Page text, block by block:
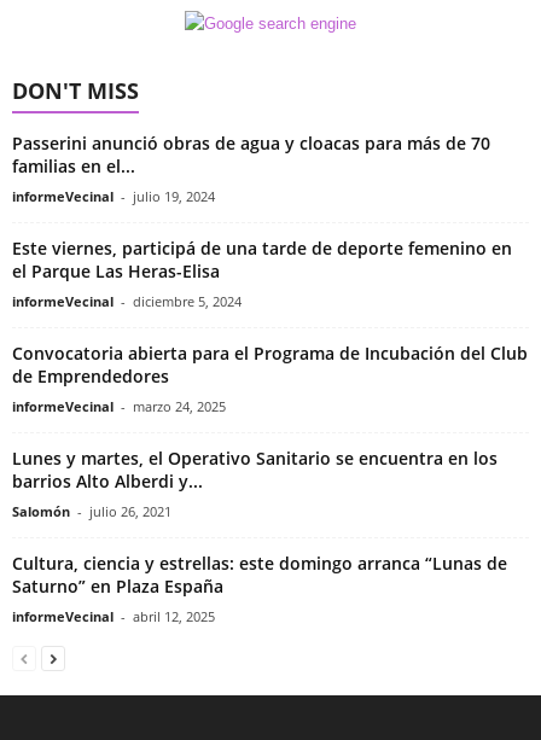
DON'T MISS
Passerini anunció obras de agua y cloacas para más de 70
familias en el...
informeVecinal - julio 19, 2024
Este viernes, participá de una tarde de deporte femenino en
el Parque Las Heras-Elisa
informeVecinal - diciembre 5, 2024
Convocatoria abierta para el Programa de Incubación del Club
de Emprendedores
informeVecinal - marzo 24, 2025
Lunes y martes, el Operativo Sanitario se encuentra en los
barrios Alto Alberdi y...
Salomón - julio 26, 2021
Cultura, ciencia y estrellas: este domingo arranca “Lunas de
Saturno” en Plaza España
informeVecinal - abril 12, 2025